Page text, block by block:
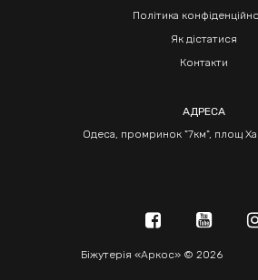
Політика
Як дістатися
Контакти
АДРЕСА
Одеса, промринок "7км", площ
Біжутерія «Аркос» © 2026